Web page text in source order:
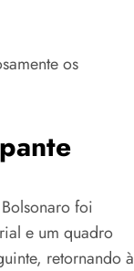
os
foi
e um quadro
retornando à